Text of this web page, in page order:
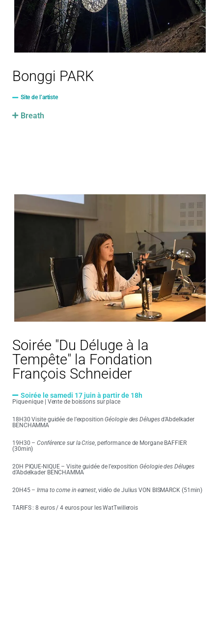
Bonggi PARK
Site de l’artiste
Breath
Soirée "Du Déluge à la
Tempête" la Fondation
François Schneider
Soirée le samedi 17 juin à partir de 18h
Pique-nique | Vente de boissons sur place
18H30 Visite guidée de l’exposition Géologie des Délugesd’Abdelkader
BENCHAMMA
19H30 –Conférence sur la Crise, performance de Morgane BAFFIER
(30min)
20H PIQUE-NIQUE – Visite guidée de l’expositionGéologie des Déluges
d’Abdelkader BENCHAMMA
20H45 –Irma to come in earnest, vidéo de Julius VON BISMARCK (51min)
TARIFS : 8 euros / 4 euros pour les WatTwillerois